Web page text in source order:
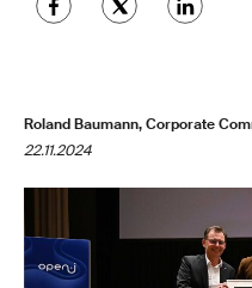
Roland Baumann, Corporate
22.11.2024